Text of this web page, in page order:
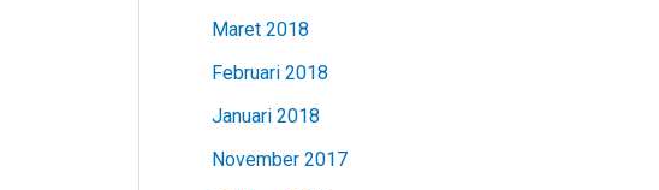
Maret 2018
Februari 2018
Januari 2018
November 2017